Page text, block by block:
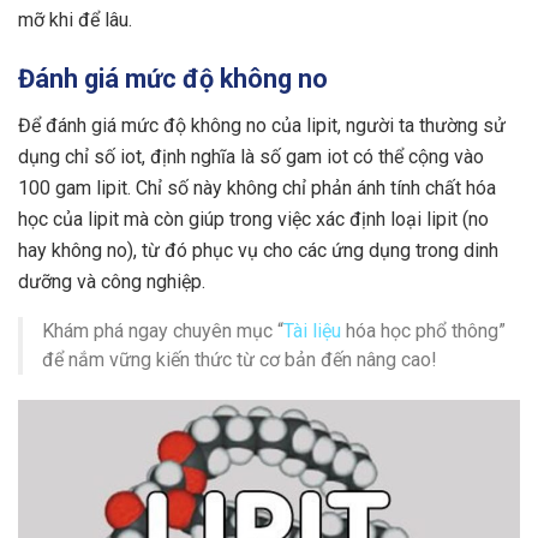
mỡ khi để lâu.
Đánh giá mức độ không no
Để đánh giá mức độ không no của lipit, người ta thường sử
dụng chỉ số iot, định nghĩa là số gam iot có thể cộng vào
100 gam lipit. Chỉ số này không chỉ phản ánh tính chất hóa
học của lipit mà còn giúp trong việc xác định loại lipit (no
hay không no), từ đó phục vụ cho các ứng dụng trong dinh
dưỡng và công nghiệp.
Khám phá ngay chuyên mục “Tài liệu hóa học phổ thông”
để nắm vững kiến thức từ cơ bản đến nâng cao!